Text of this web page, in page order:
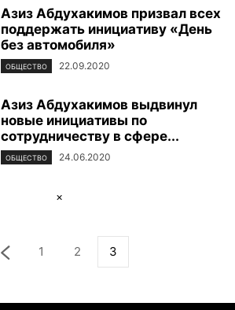
Азиз Абдухакимов призвал всех
поддержать инициативу «День
без автомобиля»
ОБЩЕСТВО 22.09.2020
Азиз Абдухакимов выдвинул
новые инициативы по
сотрудничеству в сфере...
ОБЩЕСТВО 24.06.2020
×
1 2 3